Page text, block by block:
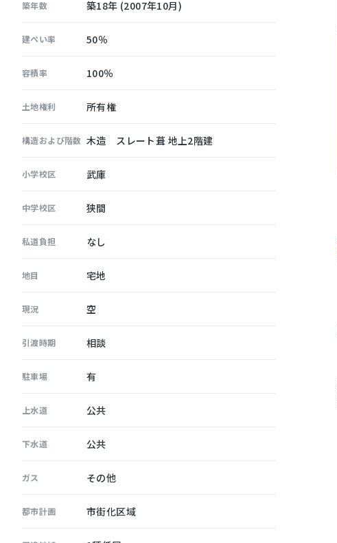
築年数 築18年 (2007年10月)
建ぺい率 50％
容積率 100％
土地権利 所有権
構造および階数 木造 スレート葺 地上2階建
小学校区 武庫
中学校区 狭間
私道負担 なし
地目 宅地
現況 空
引渡時期 相談
駐車場 有
上水道 公共
下水道 公共
ガス その他
都市計画 市街化区域